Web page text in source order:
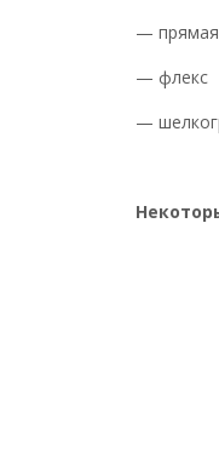
— прямая
— флекс
—